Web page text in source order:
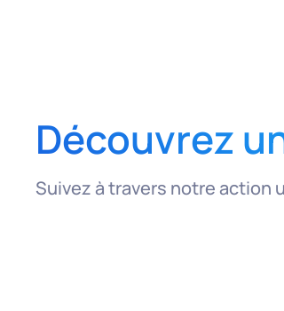
Découvrez
Suivez à travers notre action